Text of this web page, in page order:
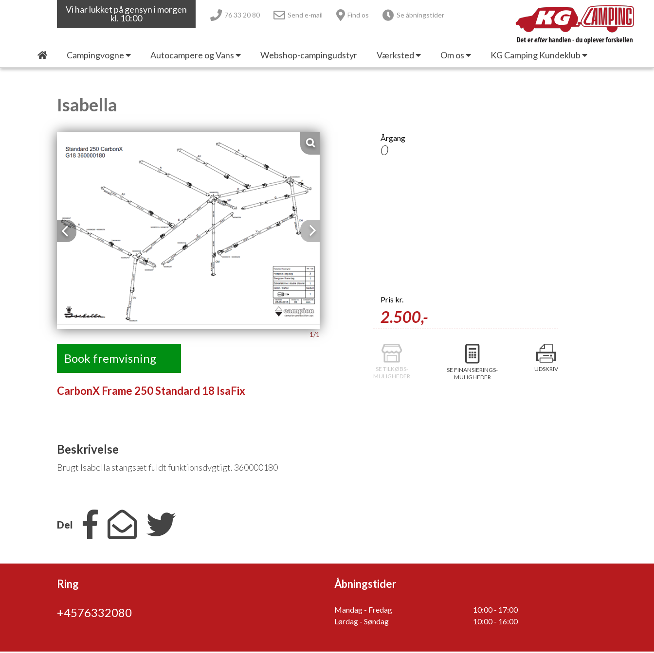
Vi har lukket på gensyn i morgen
kl. 10:00
76 33 20 80 Send e-mail Find os Se åbningstider
Campingvogne Autocampere og Vans Webshop-campingudstyr Værksted Om os KG Camping Kundeklub
Isabella
Previous Next
1/1
Årgang
0
Pris kr.
2.500,-
Book fremvisning
CarbonX Frame 250 Standard 18 IsaFix
SE TILKØBS-
MULIGHEDER
SE FINANSIERINGS-
MULIGHEDER
UDSKRIV
Beskrivelse
Brugt Isabella stangsæt fuldt funktionsdygtigt. 360000180
Del
Ring
+4576332080
Åbningstider
Mandag - Fredag
10:00 - 17:00
Lørdag - Søndag
10:00 - 16:00